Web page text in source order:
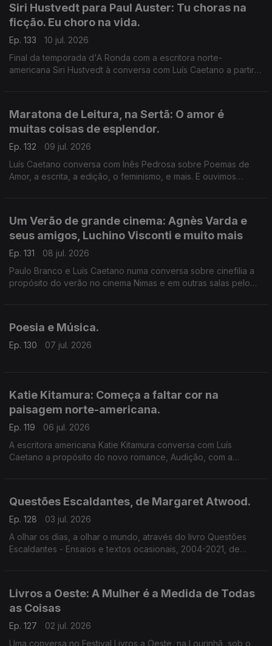
Siri Hustvedt para Paul Auster: Tu choras na
ficção. Eu choro na vida.
Ep. 133
10 jul. 2026
Final da temporada d'A Ronda com a escritora norte-
americana Siri Hustvedt à conversa com Luís Caetano a partir
Maratona de Leitura, na Sertã: O amor é
muitas coisas de esplendor.
Ep. 132
09 jul. 2026
Luís Caetano conversa com Inês Pedrosa sobre Poemas de
Amor, a escrita, a edição, o feminismo, e mais. E ouvimos
Um Verão de grande cinema: Agnès Varda e
seus amigos, Luchino Visconti e muito mais
Ep. 131
08 jul. 2026
Paulo Branco e Luís Caetano numa conversa sobre cinefilia a
propósito do verão no cinema Nimas e em outras salas pelo
Poesia e Música.
Ep. 130 07 jul. 2026
Katie Kitamura: Começa a faltar cor na
paisagem norte-americana.
Ep. 119
06 jul. 2026
A escritora americana Katie Kitamura conversa com Luís
Caetano a propósito do novo romance, Audição, com a
Questões Escaldantes, de Margaret Atwood.
Ep. 128
03 jul. 2026
A olhar os dias, a olhar o mundo, através do livro Questões
Escaldantes - Ensaios e textos ocasionais, 2004-2021, de
Livros a Oeste: A Mulher é a Medida de Todas
as Coisas
Ep. 127
02 jul. 2026
Uma conversa no Festival Livros a Oeste, na Lourinhã, sob o